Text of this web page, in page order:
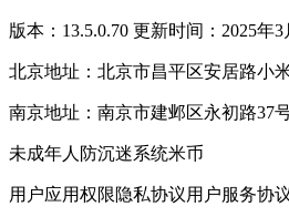
版本：13.5.0.70 更新时间：2025年3
北京地址：北京市昌平区安居路小
南京地址：南京市建邺区永初路37
未成年人防沉迷系统米币
用户应用权限隐私协议用户服务协